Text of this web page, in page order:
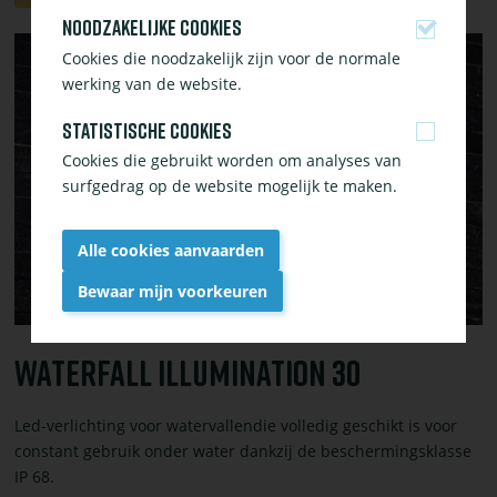
toevoegen
Waterfall Illumination 30
Led-verlichting voor watervallendie volledig geschikt is voor
constant gebruik onder water dankzij de beschermingsklasse
IP 68.
Waterfall
Illumination
Noodzakelijke cookies
Cookies die noodzakelijk zijn voor de normale
werking van de website.
Statistische cookies
Cookies die gebruikt worden om analyses van
surfgedrag op de website mogelijk te maken.
Alle cookies aanvaarden
Bewaar mijn voorkeuren
consent